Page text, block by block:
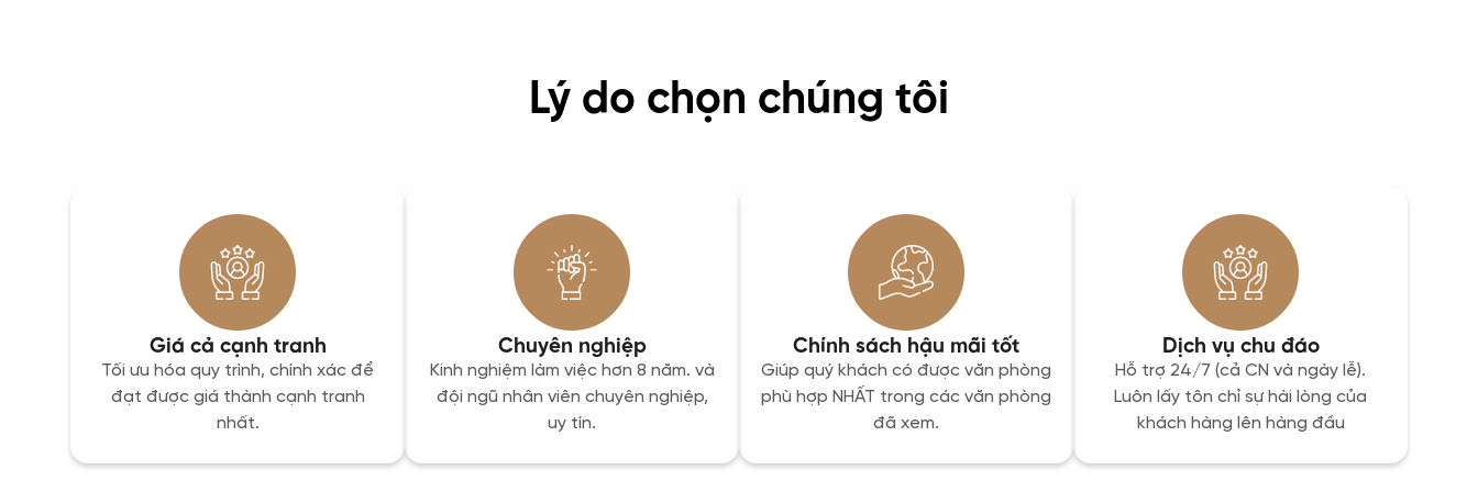
Lý do chọn chúng tôi
Giá cả cạnh tranh
Tối ưu hóa quy trình, chính xác để
đạt được giá thành cạnh tranh
nhất.
Chuyên nghiệp
Kinh nghiệm làm việc hơn 8 năm. và
đội ngũ nhân viên chuyên nghiệp,
uy tín.
Chính sách hậu mãi tốt
Giúp quý khách có được văn phòng
phù hợp NHẤT trong các văn phòng
đã xem.
Dịch vụ chu đáo
Hỗ trợ 24/7 (cả CN và ngày lễ).
Luôn lấy tôn chỉ sự hài lòng của
khách hàng lên hàng đầu